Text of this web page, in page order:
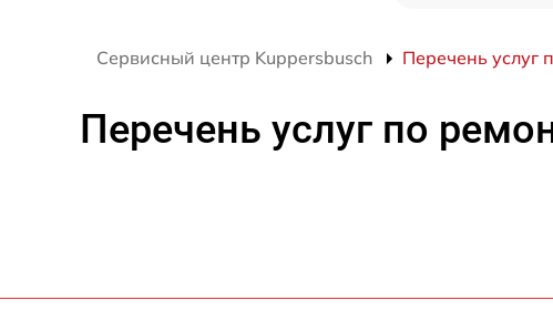
Сервисный центр Kuppersbusch Перечень услуг
Перечень услуг по